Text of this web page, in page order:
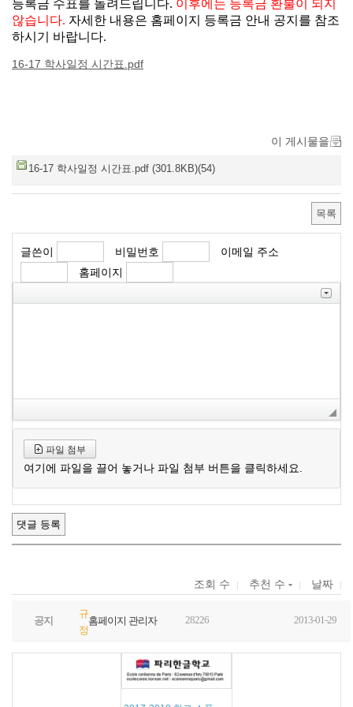
등록금 수표를 돌려드립니다. 이후에는 등록금 환불이 되지
않습니다. 자세한 내용은 홈페이지 등록금 안내 공지를 참조
하시기 바랍니다.
16-17 학사일정 시간표.pdf
이 게시물을
16-17 학사일정 시간표.pdf (301.8KB)(54)
목록
글쓴이 비밀번호
이메일 주소
홈페이지
파일 첨부
여기에 파일을 끌어 놓거나 파일 첨부 버튼을 클릭하세요.
조회 수 추천 수 날짜
공지
규
정
홈페이지 관리자 28226 2013-01-29